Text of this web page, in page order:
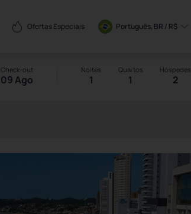
Ofertas Especiais Português, BR / R$
Check-out
09 Ago
Noites
1
Quartos
1
Hóspedes
2